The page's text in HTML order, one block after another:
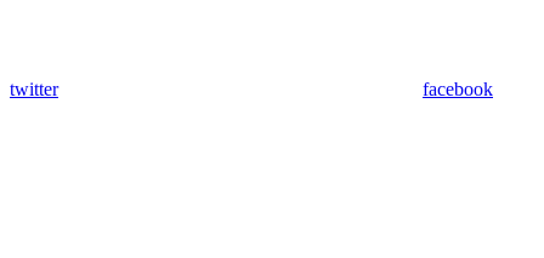
twitter facebook